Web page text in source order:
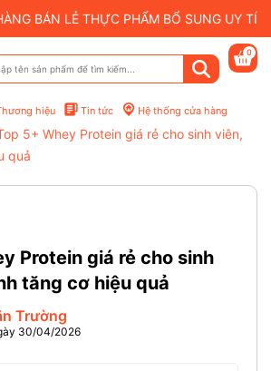
BÁN LẺ THỰC PHẨM BỔ SUNG UY
hiệu Tin tức Hệ thống cửa hàng
0
5+ Whey Protein giá rẻ cho sinh viên,
quả
Protein giá rẻ cho sinh
tăng cơ hiệu quả
Trường
30/04/2026